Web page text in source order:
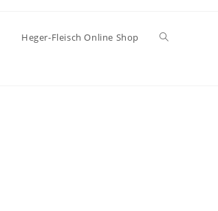
Heger-Fleisch Online Shop